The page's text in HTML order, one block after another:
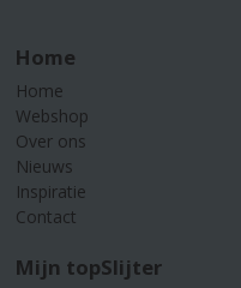
Home
Home
Webshop
Over ons
Nieuws
Inspiratie
Contact
Mijn topSlijter